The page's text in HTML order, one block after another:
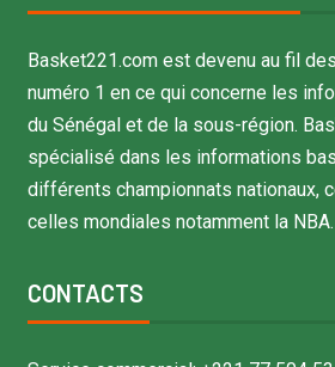
Basket221.com est devenu au fil
numéro 1 en ce qui concerne les
du Sénégal et de la sous-région.
spécialisé dans les informations
différents championnats nationaux,
celles mondiales notamment la NBA.
CONTACTS